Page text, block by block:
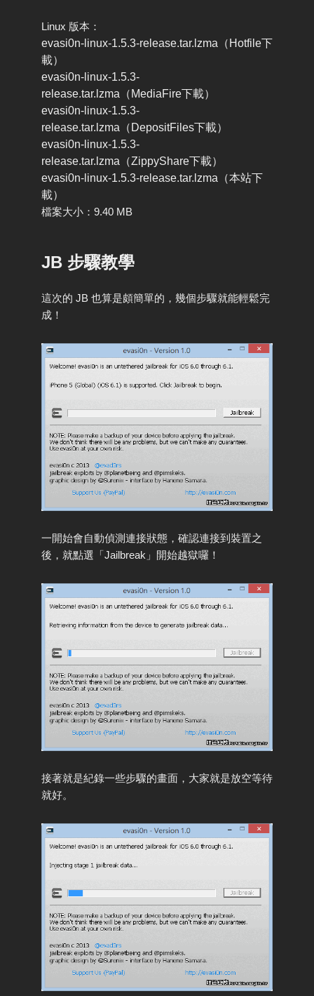
Linux 版本：
evasi0n-linux-1.5.3-release.tar.lzma（Hotfile下
載）
evasi0n-linux-1.5.3-
release.tar.lzma（MediaFire下載）
evasi0n-linux-1.5.3-
release.tar.lzma（DepositFiles下載）
evasi0n-linux-1.5.3-
release.tar.lzma（ZippyShare下載）
evasi0n-linux-1.5.3-release.tar.lzma（本站下
載）
檔案大小：9.40 MB
JB 步驟教學
這次的 JB 也算是頗簡單的，幾個步驟就能輕鬆完
成！
一開始會自動偵測連接狀態，確認連接到裝置之
後，就點選「Jailbreak」開始越獄囉！
接著就是紀錄一些步驟的畫面，大家就是放空等待
就好。